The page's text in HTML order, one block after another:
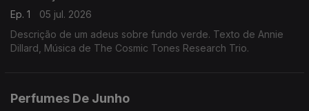
Ep. 1
05 jul. 2026
Descrição de um adeus sobre fundo verde. Texto de Annie
Dillard, Música de The Cosmic Tones Research Trio.
Perfumes De Junho